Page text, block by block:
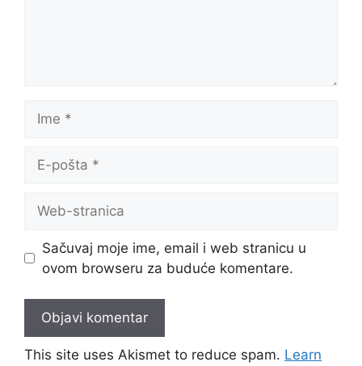
pošta
stranica
Sačuvaj moje ime, email i web stranicu u
ovom browseru za buduće komentare.
This site uses Akismet to reduce spam. Learn